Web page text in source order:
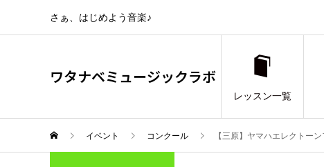
さぁ、はじめよう音楽♪
ワタナベミュージックラボ
レッスン一覧
イベント コンクール 【三原】ヤマハエレクトー